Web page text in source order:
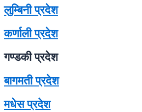
लुम्बिनी प्रदेश
कर्णाली प्रदेश
गण्डकी प्रदेश
बागमती प्रदेश
मधेस प्रदेश